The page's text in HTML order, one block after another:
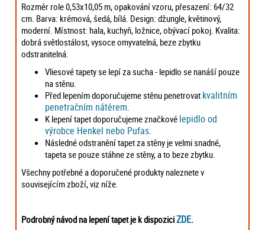
Rozměr role 0,53x10,05 m, opakování vzoru, přesazení: 64/32
cm. Barva: krémová, šedá, bílá. Design: džungle, květinový,
moderní. Místnost: hala, kuchyň, ložnice, obývací pokoj. Kvalita:
dobrá světlostálost, vysoce omyvatelná, beze zbytku
odstranitelná.
Vliesové tapety se lepí za sucha - lepidlo se nanáší pouze
na stěnu.
Před lepením doporučujeme stěnu penetrovat kvalitním
penetračním nátěrem.
K lepení tapet doporučujeme značkové lepidlo od
výrobce Henkel nebo Pufas.
Následné odstranění tapet za stěny je velmi snadné,
tapeta se pouze stáhne ze stěny, a to beze zbytku.
Všechny potřebné a doporučené produkty naleznete v
souvisejícím zboží, viz níže.
Podrobný návod na lepení tapet je k dispoziciZDE.